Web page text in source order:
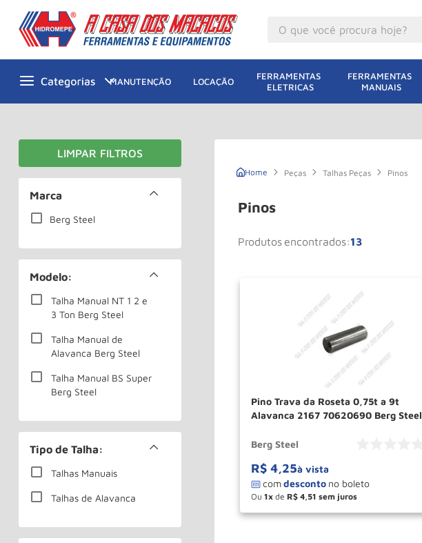
MANUTENÇÃO LOCAÇÃO
FERRAMENTAS
ELETRICAS
FERRAMENTAS
MANUAIS
Marca
Berg Steel
Modelo:
Talha Manual NT 1 2 e
3 Ton Berg Steel
Talha Manual de
Alavanca Berg Steel
Talha Manual BS Super
Berg Steel
Tipo de Talha:
Talhas Manuais
Talhas de Alavanca
Peças Talhas Peças Pinos
Pinos
13
Produtos
Pino Trava da Roseta 0,75t a 9t
Alavanca 2167 70620690 Berg Steel
Berg Steel
R$ 4,25à vista
Ou 1 de R$ 4, 51
＋
－ COMPRAR
1º Macacos
º Guincho
8 º Talha